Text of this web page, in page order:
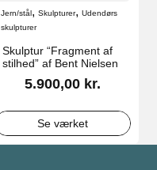
Jern/stål, Skulpturer, Udendørs
skulpturer
Skulptur “Fragment af
stilhed” af Bent Nielsen
5.900,00 kr.
Se værket